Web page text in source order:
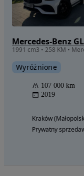
Mercedes-Benz
1991 cm3 • 258 KM •
Wyróżnione
107 000 km
2019
Kraków
Prywatny